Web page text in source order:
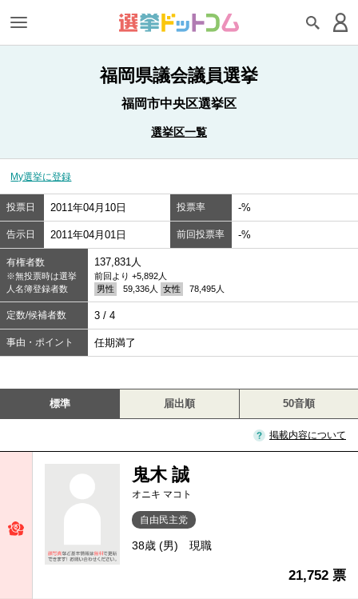
福岡県議会議員選挙
福岡市中央区選挙区
選挙区一覧
My選挙に登録
投票日 2011年04月10日 投票率 -%
告示日 2011年04月01日 前回投票率 -%
有権者数
※無投票時は選挙
人名簿登録者数
137,831人
前回より +5,892人
男性
59,336人 女性 78,495人
定数/候補者数 3 / 4
事由・ポイント 任期満了
標準 届出順 50音順
掲載内容について
鬼木 誠
オニキ マコト
自由民主党
38歳 (男) 現職
21,752 票